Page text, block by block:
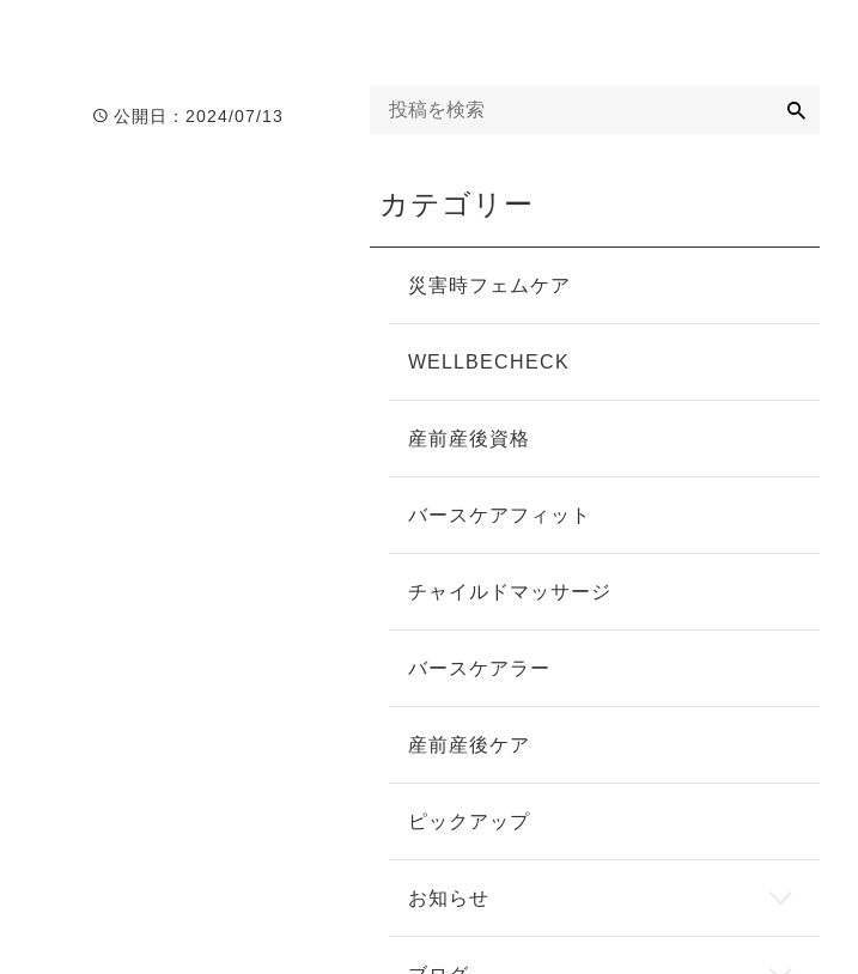
公開日 ：2024/07/13
カテゴリー
災害時フェムケア
WELLBECHECK
産前産後資格
バースケアフィット
チャイルドマッサージ
バースケアラー
産前産後ケア
ピックアップ
お知らせ